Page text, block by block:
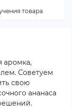
аромка,
Советуем
свою
ананаса
товара